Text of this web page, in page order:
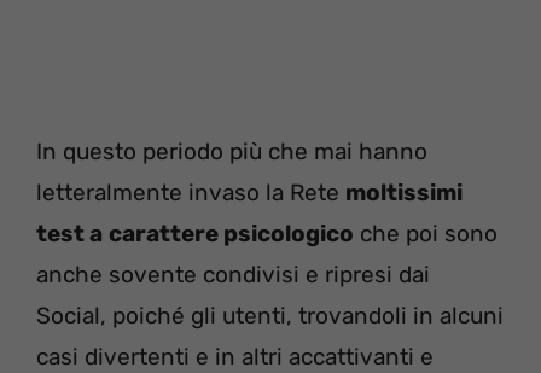
In questo periodo più che mai hanno
letteralmente invaso la Rete moltissimi
test a carattere psicologico che poi sono
anche sovente condivisi e ripresi dai
Social, poiché gli utenti, trovandoli in alcuni
casi divertenti e in altri accattivanti e